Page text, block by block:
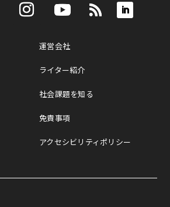
運営会社
ライター紹介
社会課題を知る
免責事項
アクセシビリティポリシー